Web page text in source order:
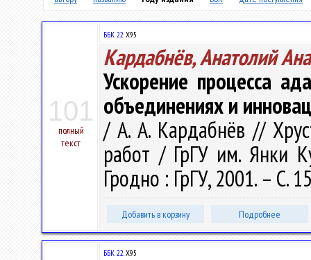
101
полный
текст
ББК 22.Х95
Кардабнёв, Анатолий
Ускорение процесса
объединениях и
/ А. А. Кардабнёв //
работ / ГрГУ им. Янки
Гродно : ГрГУ, 2001. – С.
Добавить в корзину Подробнее
ББК 22.Х95